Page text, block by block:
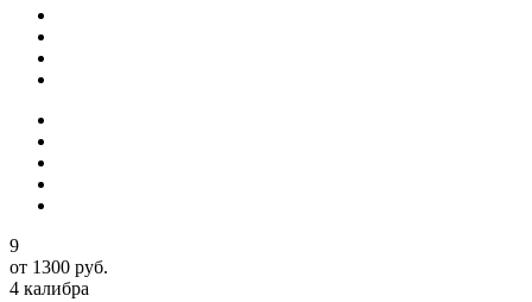
9
от 1300 руб.
4 калибра